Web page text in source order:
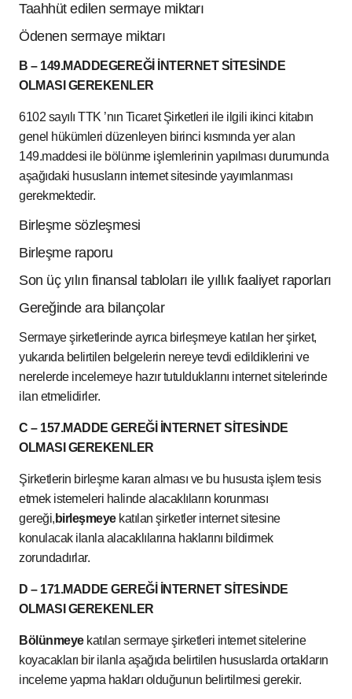
Taahhüt edilen sermaye miktarı
Ödenen sermaye miktarı
B – 149.MADDEGEREĞİ İNTERNET SİTESİNDE
OLMASI GEREKENLER
6102 sayılı TTK ’nın Ticaret Şirketleri ile ilgili ikinci kitabın
genel hükümleri düzenleyen birinci kısmında yer alan
149.maddesi ile bölünme işlemlerinin yapılması durumunda
aşağıdaki hususların internet sitesinde yayımlanması
gerekmektedir.
Birleşme sözleşmesi
Birleşme raporu
Son üç yılın finansal tabloları ile yıllık faaliyet raporları
Gereğinde ara bilançolar
Sermaye şirketlerinde ayrıca birleşmeye katılan her şirket,
yukarıda belirtilen belgelerin nereye tevdi edildiklerini ve
nerelerde incelemeye hazır tutulduklarını internet sitelerinde
ilan etmelidirler.
C – 157.MADDE GEREĞİ İNTERNET SİTESİNDE
OLMASI GEREKENLER
Şirketlerin birleşme kararı alması ve bu hususta işlem tesis
etmek istemeleri halinde alacaklıların korunması
gereği, birleşmeyekatılan şirketler internet sitesine
konulacak ilanla alacaklılarına haklarını bildirmek
zorundadırlar.
D – 171.MADDE GEREĞİ İNTERNET SİTESİNDE
OLMASI GEREKENLER
Bölünmeyekatılan sermaye şirketleri internet sitelerine
koyacakları bir ilanla aşağıda belirtilen hususlarda ortakların
inceleme yapma hakları olduğunun belirtilmesi gerekir.